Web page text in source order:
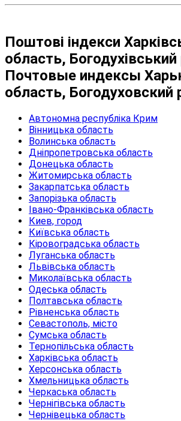
Поштові індекси
область,
Почтовые индексы
область, Богодуховский
Автономна республіка Крим
Вінницька область
Волинська область
Дніпропетровська область
Донецька область
Житомирська область
Закарпатська область
Запорізька область
Івано-Франківська область
Киев, город
Київська область
Кіровоградська область
Луганська область
Львівська область
Миколаївська область
Одеська область
Полтавська область
Рівненська область
Севастополь, місто
Сумська область
Тернопільська область
Харківська область
Херсонська область
Хмельницька область
Черкаська область
Чернігівська область
Чернівецька область